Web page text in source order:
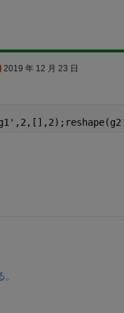
2019 年 12 月 23 日